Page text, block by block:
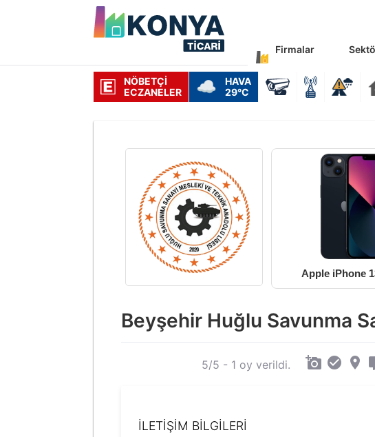
Firmalar
NÖBETÇI
ECZANELER
☁️
HAVA
29°C
Apple iPhone
Beyşehir Huğlu Savunma
5/5 - 1 oy verildi.
İLETİŞİM BİLGİLERİ